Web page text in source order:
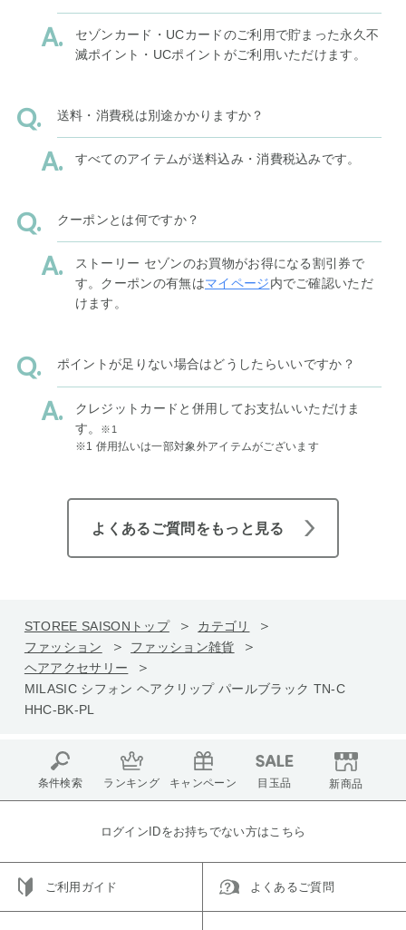
セゾンカード・UCカードのご利用で貯まった永久不
滅ポイント・UCポイントがご利用いただけます。
送料・消費税は別途かかりますか？
すべてのアイテムが送料込み・消費税込みです。
クーポンとは何ですか？
ストーリー セゾンのお買物がお得になる割引券で
す。クーポンの有無はマイページ内でご確認いただ
けます。
ポイントが足りない場合はどうしたらいいですか？
クレジットカードと併用してお支払いいただけま
す。
※1
※1 併用払いは一部対象外アイテムがございます
よくあるご質問をもっと見る
STOREE SAISONトップ
カテゴリ
ファッション
ファッション雑貨
ヘアアクセサリー
MILASIC シフォン ヘアクリップ パールブラック TN-C
HHC-BK-PL
条件検索 ランキング キャンペーン 目玉品 新商品
ログインIDをお持ちでない方はこちら
ご利用ガイド よくあるご質問